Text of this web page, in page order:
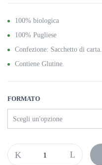
a
100% biologica
100% Pugliese
Confezione: Sacchetto di carta.
Contiene Glutine.
FORMATO
Zuppa
mista